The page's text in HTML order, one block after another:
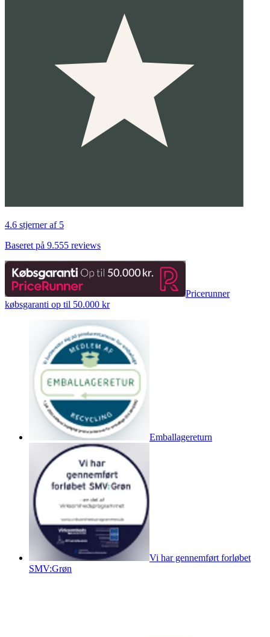
4.6 stjerner af 5
Baseret på 9.555 reviews
Pricerunner
købsgaranti op til 50.000 kr
Emballagereturn
Vi har gennemført forløbet
SMV:Grøn